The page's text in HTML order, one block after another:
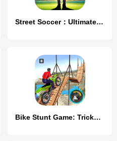
Street Soccer：Ultimate Fight
Bike Stunt Game: Tricks Master